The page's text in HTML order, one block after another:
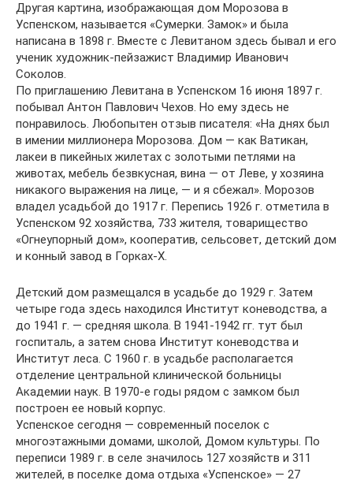
Другая картина, изображающая дом Морозова в
Успенском, называется «Сумерки. Замок» и была
написана в 1898 г. Вместе с Левитаном здесь бывал и его
ученик художник-пейзажист Владимир Иванович
Соколов.
По приглашению Левитана в Успенском 16 июня 1897 г.
побывал Антон Павлович Чехов. Но ему здесь не
понравилось. Любопытен отзыв писателя: «На днях был
в имении миллионера Морозова. Дом — как Ватикан,
лакеи в пикейных жилетах с золотыми петлями на
животах, мебель безвкусная, вина — от Леве, у хозяина
никакого выражения на лице, — и я сбежал». Морозов
владел усадьбой до 1917 г. Перепись 1926 г. отметила в
Успенском 92 хозяйства, 733 жителя, товарищество
«Огнеупорный дом», кооператив, сельсовет, детский дом
и конный завод в Горках-Х.
Детский дом размещался в усадьбе до 1929 г. Затем
четыре года здесь находился Институт коневодства, а
до 1941 г. — средняя школа. В 1941-1942 гг. тут был
госпиталь, а затем снова Институт коневодства и
Институт леса. С 1960 г. в усадьбе располагается
отделение центральной клинической больницы
Академии наук. В 1970-е годы рядом с замком был
построен ее новый корпус.
Успенское сегодня — современный поселок с
многоэтажными домами, школой, Домом культуры. По
переписи 1989 г. в селе значилось 127 хозяйств и 311
жителей, в поселке дома отдыха «Успенское» — 27